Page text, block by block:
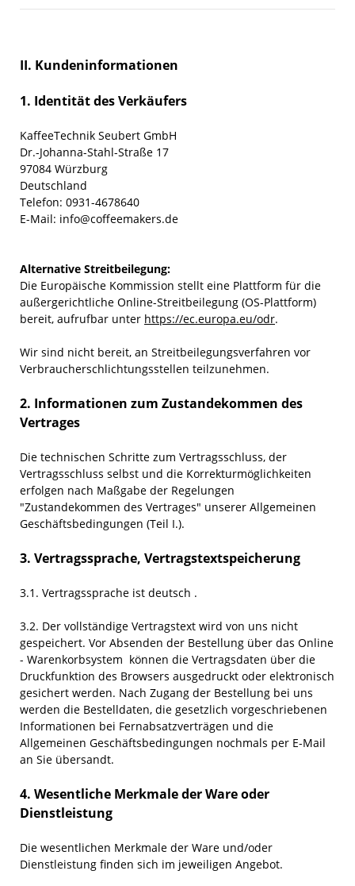
II. Kundeninformationen
1. Identität des Verkäufers
KaffeeTechnik Seubert GmbH
Dr.-Johanna-Stahl-Straße 17
97084 Würzburg
Deutschland
Telefon: 0931-4678640
E-Mail: info@coffeemakers.de
Alternative Streitbeilegung:
Die Europäische Kommission stellt eine Plattform für die
außergerichtliche Online-Streitbeilegung (OS-Plattform)
bereit, aufrufbar unter https://ec.europa.eu/odr.
Wir sind nicht bereit, an Streitbeilegungsverfahren vor
Verbraucherschlichtungsstellen teilzunehmen.
2. Informationen zum Zustandekommen des
Vertrages
Die technischen Schritte zum Vertragsschluss, der
Vertragsschluss selbst und die Korrekturmöglichkeiten
erfolgen nach Maßgabe der Regelungen
"Zustandekommen des Vertrages" unserer Allgemeinen
Geschäftsbedingungen (Teil I.).
3. Vertragssprache, Vertragstextspeicherung
3.1. Vertragssprache ist deutsch .
3.2. Der vollständige Vertragstext wird von uns nicht
gespeichert. Vor Absenden der Bestellung über das Online
- Warenkorbsystem können die Vertragsdaten über die
Druckfunktion des Browsers ausgedruckt oder elektronisch
gesichert werden. Nach Zugang der Bestellung bei uns
werden die Bestelldaten, die gesetzlich vorgeschriebenen
Informationen bei Fernabsatzverträgen und die
Allgemeinen Geschäftsbedingungen nochmals per E-Mail
an Sie übersandt.
4. Wesentliche Merkmale der Ware oder
Dienstleistung
Die wesentlichen Merkmale der Ware und/oder
Dienstleistung finden sich im jeweiligen Angebot.